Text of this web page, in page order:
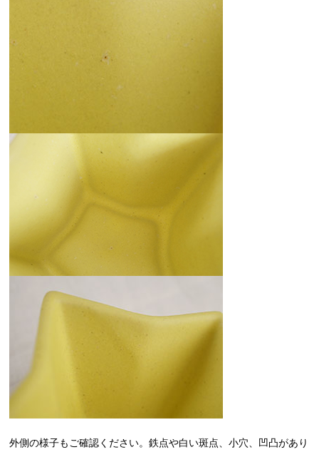
外側の様子もご確認ください。鉄点や白い斑点、小穴、凹凸があり